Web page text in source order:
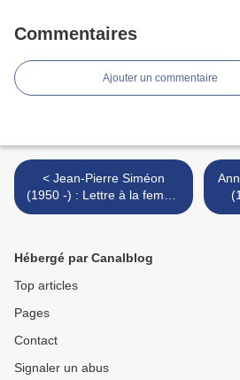
Commentaires
Ajouter un commentaire
< Jean-Pierre Siméon
(1950 -) : Lettre à la femme
aimée au sujet de la mort
Hébergé par Canalblog
Top articles
Pages
Contact
Signaler un abus